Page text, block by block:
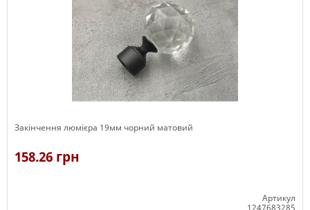
Закінчення люмієра 19мм чорний матовий
158.26 грн
Артикул
1247683285